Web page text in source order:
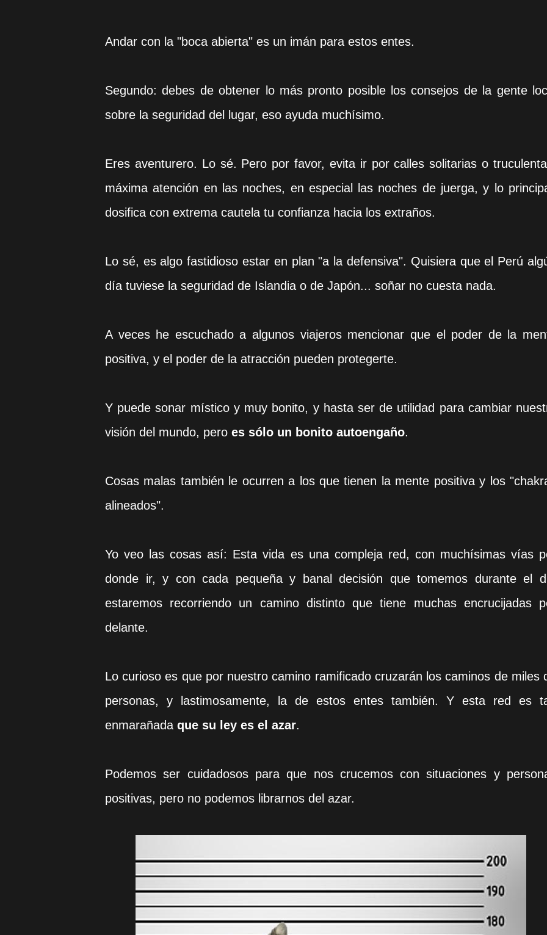
Andar con la "boca abierta" es un imán para estos entes.
Segundo: debes de obtener lo más pronto posible los consejos de la gente
sobre la seguridad del lugar, eso ayuda muchísimo.
Eres aventurero. Lo sé. Pero por favor, evita ir por calles solitarias o
máxima atención en las noches, en especial las noches de juerga, y lo
dosifica con extrema cautela tu confianza hacia los extraños.
Lo sé, es algo fastidioso estar en plan "a la defensiva". Quisiera que el Perú
día tuviese la seguridad de Islandia o de Japón... soñar no cuesta nada.
A veces he escuchado a algunos viajeros mencionar que el poder de la
positiva, y el poder de la atracción pueden protegerte.
Y puede sonar místico y muy bonito, y hasta ser de utilidad para cambiar
visión del mundo, pero es sólo un bonito autoengaño.
Cosas malas también le ocurren a los que tienen la mente positiva y los
alineados".
Yo veo las cosas así: Esta vida es una compleja red, con muchísimas vías
donde ir, y con cada pequeña y banal decisión que tomemos durante el
estaremos recorriendo un camino distinto que tiene muchas encrucijadas
delante.
Lo curioso es que por nuestro camino ramificado cruzarán los caminos de miles
personas, y lastimosamente, la de estos entes también. Y esta red es
enmarañada que su ley es el azar.
Podemos ser cuidadosos para que nos crucemos con situaciones y
positivas, pero no podemos librarnos del azar.